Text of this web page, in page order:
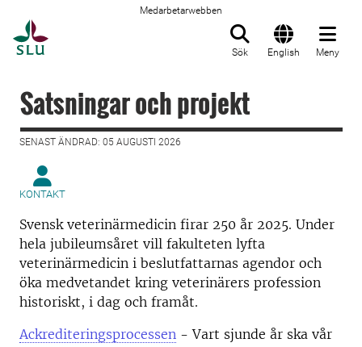
Medarbetarwebben
Sök English Meny
Satsningar och projekt
SENAST ÄNDRAD: 05 AUGUSTI 2026
KONTAKT
Svensk veterinärmedicin firar 250 år 2025. Under
hela jubileumsåret vill fakulteten lyfta
veterinärmedicin i beslutfattarnas agendor och
öka medvetandet kring veterinärers profession
historiskt, i dag och framåt.
Ackrediteringsprocessen - Vart sjunde år ska vår